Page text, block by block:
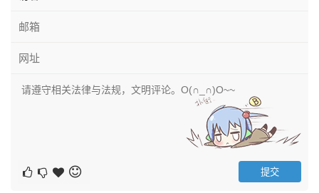
前专管员打个电话提醒你一下，而是系统直接锁死了发票
找我过去补救。
这就是现状,以前在“山东地税吧”里，大家还能交流一下哪个
区县所管得松，哪个所专管员好说话，全山东省的执行标准
正在趋于统一，算法是没有感情的，它不管你山东人讲不讲
我个人非常支持这种规范化,虽然短期内，咱们做咨询的帮企